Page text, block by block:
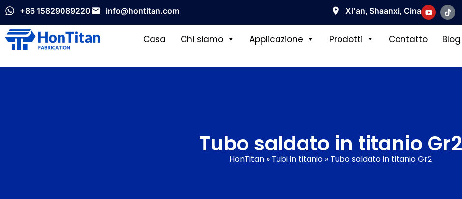
+86 15829089220 info@hontitan.com Xi'an, Shaanxi, Cina
Casa Chi siamo Applicazione Prodotti Contatto Blog
Tubo saldato in titanio Gr2
HonTitan » Tubi in titanio » Tubo saldato in titanio Gr2